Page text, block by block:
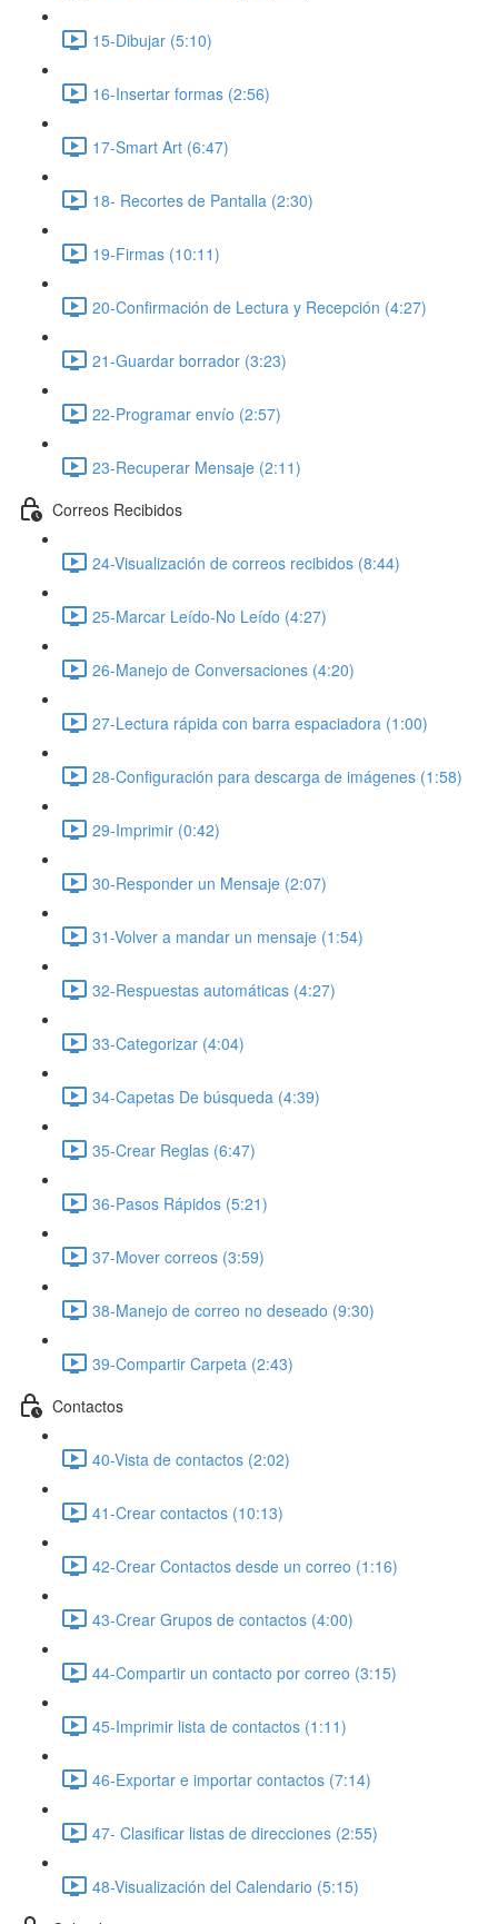
15-Dibujar (5:10)
16-Insertar formas (2:56)
17-Smart Art (6:47)
18- Recortes de Pantalla (2:30)
19-Firmas (10:11)
20-Confirmación de Lectura y Recepción (4:27)
21-Guardar borrador (3:23)
22-Programar envío (2:57)
23-Recuperar Mensaje (2:11)
Correos Recibidos
24-Visualización de correos recibidos (8:44)
25-Marcar Leído-No Leído (4:27)
26-Manejo de Conversaciones (4:20)
27-Lectura rápida con barra espaciadora (1:00)
28-Configuración para descarga de imágenes (1:58)
29-Imprimir (0:42)
30-Responder un Mensaje (2:07)
31-Volver a mandar un mensaje (1:54)
32-Respuestas automáticas (4:27)
33-Categorizar (4:04)
34-Capetas De búsqueda (4:39)
35-Crear Reglas (6:47)
36-Pasos Rápidos (5:21)
37-Mover correos (3:59)
38-Manejo de correo no deseado (9:30)
39-Compartir Carpeta (2:43)
Contactos
40-Vista de contactos (2:02)
41-Crear contactos (10:13)
42-Crear Contactos desde un correo (1:16)
43-Crear Grupos de contactos (4:00)
44-Compartir un contacto por correo (3:15)
45-Imprimir lista de contactos (1:11)
46-Exportar e importar contactos (7:14)
47- Clasificar listas de direcciones (2:55)
48-Visualización del Calendario (5:15)